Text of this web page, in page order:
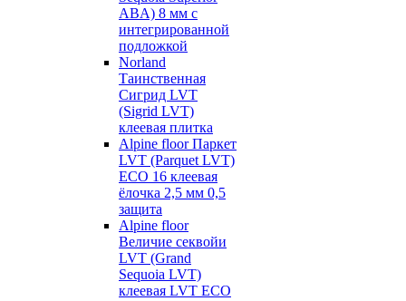
ABA) 8 мм с
интегрированной
подложкой
Norland
Таинственная
Сигрид LVT
(Sigrid LVT)
клеевая плитка
Alpine floor Паркет
LVT (Parquet LVT)
ECO 16 клеевая
ёлочка 2,5 мм 0,5
защита
Alpine floor
Величие секвойи
LVT (Grand
Sequoia LVT)
клеевая LVT ECO